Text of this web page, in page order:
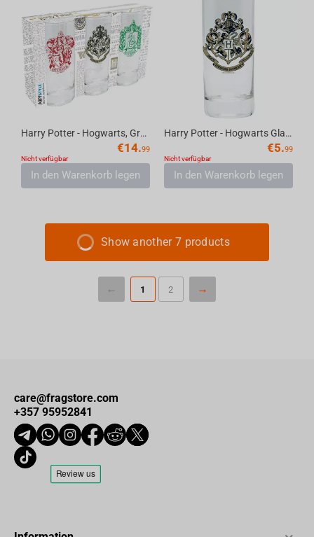
Harry Potter - Hogwarts, Gryffindor and Slytherin Glass Set of 3, 290 ml
€14.99
Nicht verfügbar
In den Warenkorb legen
Harry Potter - Hogwarts Glass 290 ml
€5.99
Nicht verfügbar
In den Warenkorb legen
Show another 7 products
1 2
care@fragstore.com
+357 95952841